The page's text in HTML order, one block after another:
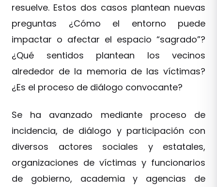
resuelve. Estos dos casos plantean nuevas
preguntas ¿Cómo el entorno puede
impactar o afectar el espacio “sagrado”?
¿Qué sentidos plantean los vecinos
alrededor de la memoria de las víctimas?
¿Es el proceso de diálogo convocante?
Se ha avanzado mediante proceso de
incidencia, de diálogo y participación con
diversos actores sociales y estatales,
organizaciones de víctimas y funcionarios
de gobierno, academia y agencias de